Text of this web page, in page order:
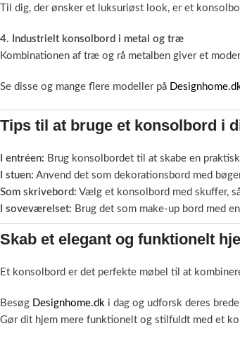
Til dig, der ønsker et luksuriøst look, er et
4. Industrielt konsolbord i metal og træ
Kombinationen af træ og rå metalben giver et
Se disse og mange flere modeller på
Tips til at bruge et konsolbord i
I entréen: Brug konsolbordet til at skabe en
I stuen: Anvend det som dekorationsbord med
Som skrivebord: Vælg et konsolbord med skuffer,
I soveværelset: Brug det som make-up bord med
Skab et elegant og funktionelt
Et konsolbord er det perfekte møbel til at
Besøg Designhome.dk i dag og udforsk deres
Gør dit hjem mere funktionelt og stilfuldt med et